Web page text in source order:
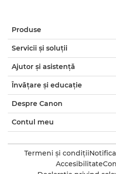
Produse
Servicii şi soluţii
Ajutor şi asistenţă
Învăţare şi educaţie
Despre Canon
Contul meu
Termeni şi condiţii
Accesibilitate